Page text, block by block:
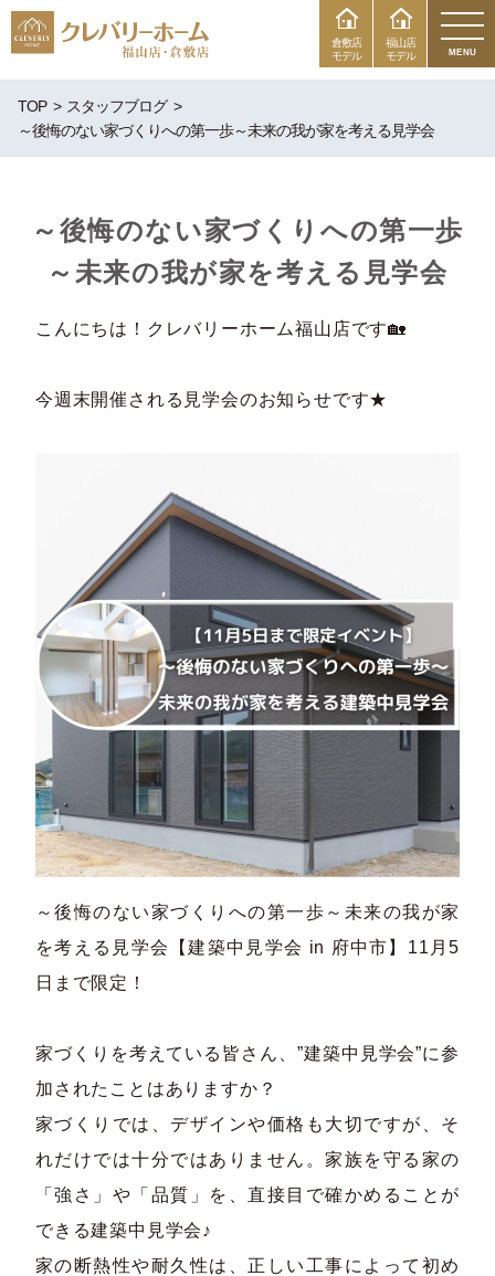
福山店
モデル
倉敷店
モデル
MENU
TOP
スタッフブログ
～後悔のない家づくりへの第一歩～未来の我が家を考える見学会
～後悔のない家づくりへの第一歩
～未来の我が家を考える見学会
こんにちは！クレバリーホーム福山店です🏡
今週末開催される見学会のお知らせです★
～後悔のない家づくりへの第一歩～未来の我が家
を考える見学会【建築中見学会 in 府中市】11月5
日まで限定！
家づくりを考えている皆さん、”建築中見学会”に参
加されたことはありますか？
家づくりでは、デザインや価格も大切ですが、そ
れだけでは十分ではありません。家族を守る家の
「強さ」や「品質」を、直接目で確かめることが
できる建築中見学会♪
家の断熱性や耐久性は、正しい工事によって初め